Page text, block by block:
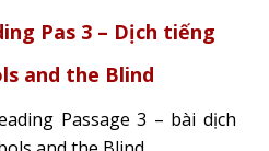
Pas 3 – Dịch tiếng
and the Blind
Passage 3 – bài dịch